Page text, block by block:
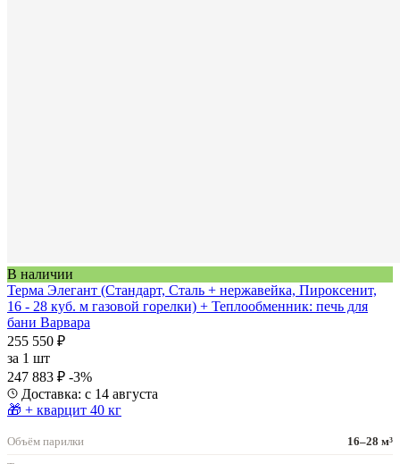
В наличии
Терма Элегант (Стандарт, Сталь + нержавейка, Пироксенит,
16 - 28 куб. м газовой горелки) + Теплообменник: печь для
бани Варвара
255 550 ₽
за 1 шт
247 883 ₽ -3%
Доставка: с 14 августа
🎁 + кварцит 40 кг
Объём парилки
16–28 м³